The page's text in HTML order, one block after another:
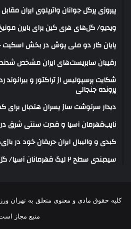
پیروزی پرگل جوانان واترپلوی ایران
ویدیو/ گل‌های هری‌ کین برای بایرن
پایان کار دو ملی پوش در بخش اسکیت
رقیبان سابریست‌های ایران مشخص شدند
شکایت پرسپولیس از تراکتور و
پرونده جنجالی
دیدار سرنوشت ساز پسران هندبال
نایب‌قهرمان آسیا و قدرت سنتی شرق در
کبدی و والیبال ایران حریفان خود در
سیدبندی سطح ۲ لیگ قهرمانان آسیا/ گل‌گهر هست، چادرملو نه
کلیه حقوق مادی و معنوی متعلق به تهران
منبع مجاز